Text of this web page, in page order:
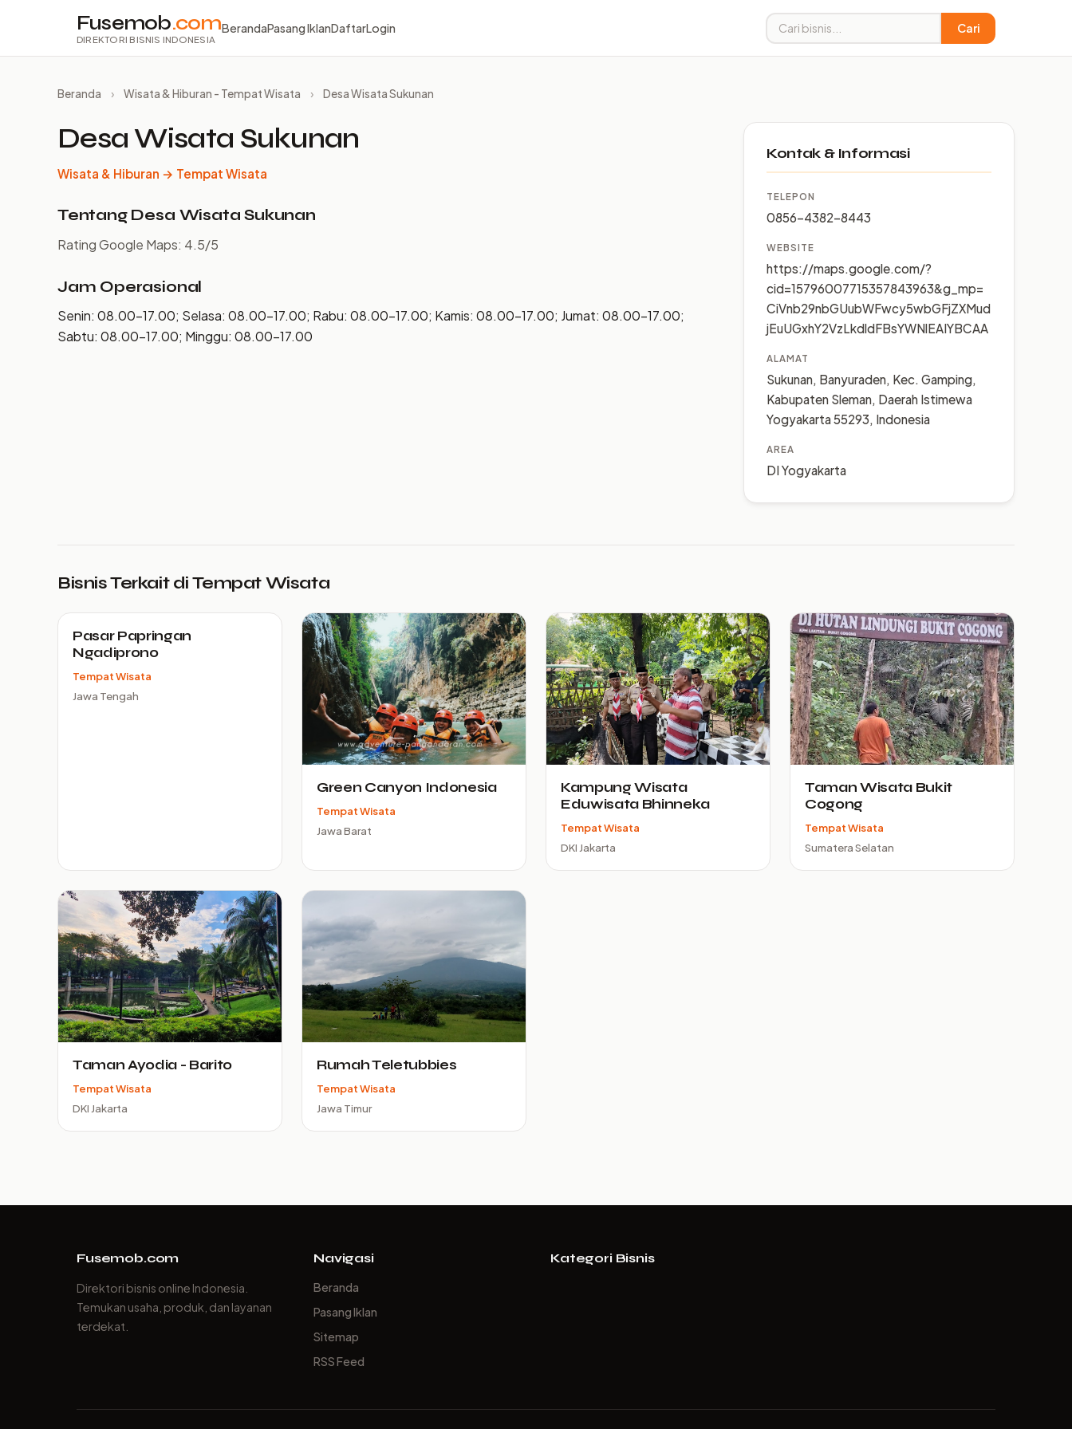
Fusemob.com
DIREKTORI BISNIS INDONESIA
BerandaPasang IklanDaftarLogin Cari
Beranda › Wisata & Hiburan - Tempat Wisata › Desa Wisata Sukunan
Desa Wisata Sukunan
Wisata & Hiburan → Tempat Wisata
Tentang Desa Wisata Sukunan
Rating Google Maps: 4.5/5
Jam Operasional
Senin: 08.00–17.00; Selasa: 08.00–17.00; Rabu: 08.00–17.00; Kamis: 08.00–17.00; Jumat: 08.00–17.00;
Sabtu: 08.00–17.00; Minggu: 08.00–17.00
Kontak & Informasi
TELEPON
0856-4382-8443
WEBSITE
https://maps.google.com/?
cid=15796007715357843963&g_mp=
CiVnb29nbGUubWFwcy5wbGFjZXMud
jEuUGxhY2VzLkdldFBsYWNlEAIYBCAA
ALAMAT
Sukunan, Banyuraden, Kec. Gamping,
Kabupaten Sleman, Daerah Istimewa
Yogyakarta 55293, Indonesia
AREA
DI Yogyakarta
Bisnis Terkait di Tempat Wisata
Pasar Papringan
Ngadiprono
Tempat Wisata
Jawa Tengah
Green Canyon Indonesia
Tempat Wisata
Jawa Barat
Kampung Wisata
Eduwisata Bhinneka
Tempat Wisata
DKI Jakarta
Taman Wisata Bukit
Cogong
Tempat Wisata
Sumatera Selatan
Taman Ayodia - Barito
Tempat Wisata
DKI Jakarta
Rumah Teletubbies
Tempat Wisata
Jawa Timur
Fusemob.com
Direktori bisnis online Indonesia.
Temukan usaha, produk, dan layanan
terdekat.
Navigasi
Beranda
Pasang Iklan
Sitemap
RSS Feed
Kategori Bisnis